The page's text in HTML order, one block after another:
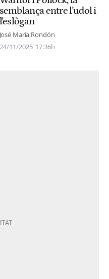
semblança entre l'udol i
l'eslògan
José María Rondón
24/11/2025 17:36h